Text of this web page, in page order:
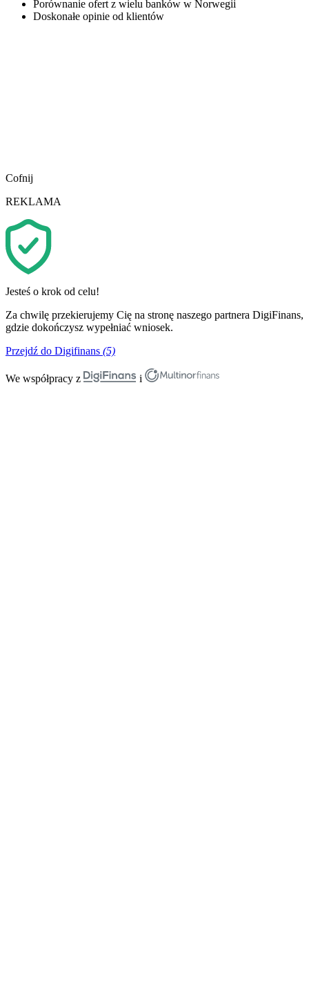
Porównanie ofert z wielu banków w Norwegii
Doskonałe opinie od klientów
Cofnij
REKLAMA
Jesteś o krok od celu!
Za chwilę przekierujemy Cię na stronę naszego partnera DigiFinans,
gdzie dokończysz wypełniać wniosek.
Przejdź do Digifinans (5)
We współpracy z i